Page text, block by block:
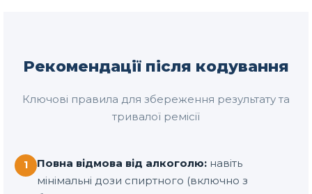
Рекомендації після кодування
Ключові правила для збереження результату та
тривалої ремісії
1 Повна відмова від алкоголю: навіть
мінімальні дози спиртного (включно з